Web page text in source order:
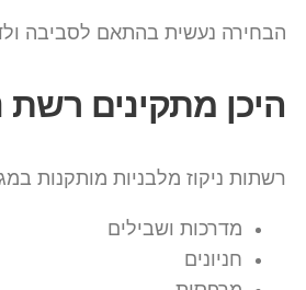
הבחירה נעשית בהתאם לסביבה
היכן מתקינים רשת
רשתות ניקוז מלבניות מותקנות
מדרכות ושבילים
חניונים